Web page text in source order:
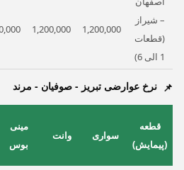
– شیراز
(قطعات
1 الی 6)
1,200,000
1,200,000
نرخ عوارضی تبریز - صوفیان - مرند
قطعه
(پیمایش)
سواری وانت
مینی
بوس